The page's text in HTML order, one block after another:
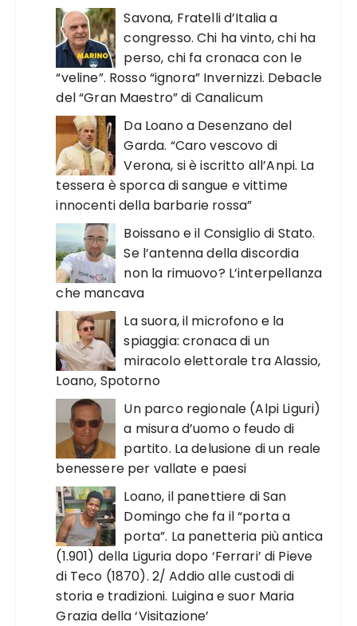
Savona, Fratelli d’Italia a
congresso. Chi ha vinto, chi ha
perso, chi fa cronaca con le
“veline”. Rosso “ignora” Invernizzi. Debacle
del “Gran Maestro” di Canalicum
Da Loano a Desenzano del
Garda. “Caro vescovo di
Verona, si è iscritto all’Anpi. La
tessera è sporca di sangue e vittime
innocenti della barbarie rossa”
Boissano e il Consiglio di Stato.
Se l’antenna della discordia
non la rimuovo? L’interpellanza
che mancava
La suora, il microfono e la
spiaggia: cronaca di un
miracolo elettorale tra Alassio,
Loano, Spotorno
Un parco regionale (Alpi Liguri)
a misura d’uomo o feudo di
partito. La delusione di un reale
benessere per vallate e paesi
Loano, il panettiere di San
Domingo che fa il “porta a
porta”. La panetteria più antica
(1.901) della Liguria dopo ‘Ferrari’ di Pieve
di Teco (1870). 2/ Addio alle custodi di
storia e tradizioni. Luigina e suor Maria
Grazia della ‘Visitazione’